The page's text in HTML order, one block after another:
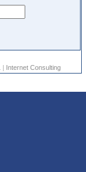
| Internet Consulting